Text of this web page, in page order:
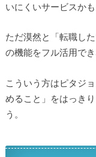
いにくいサービスかも
ただ漠然と「転職し
の機能をフル活用でき
こういう方はピタジ
めること」をはっき
う。